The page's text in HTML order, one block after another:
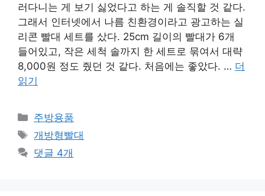
러다니는 게 보기 싫었다고 하는 게 솔직할 것 같다.
그래서 인터넷에서 나름 친환경이라고 광고하는 실
리콘 빨대 세트를 샀다. 25cm 길이의 빨대가 6개
들어있고, 작은 세척 솔까지 한 세트로 묶여서 대략
8,000원 정도 줬던 것 같다. 처음에는 좋았다. … 더
읽기
카
테
고
리
주방용품
태
그
개방형빨대
댓글 4개